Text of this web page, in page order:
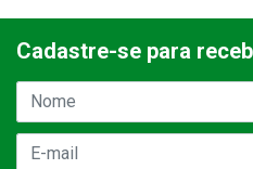
Cadastre-se para